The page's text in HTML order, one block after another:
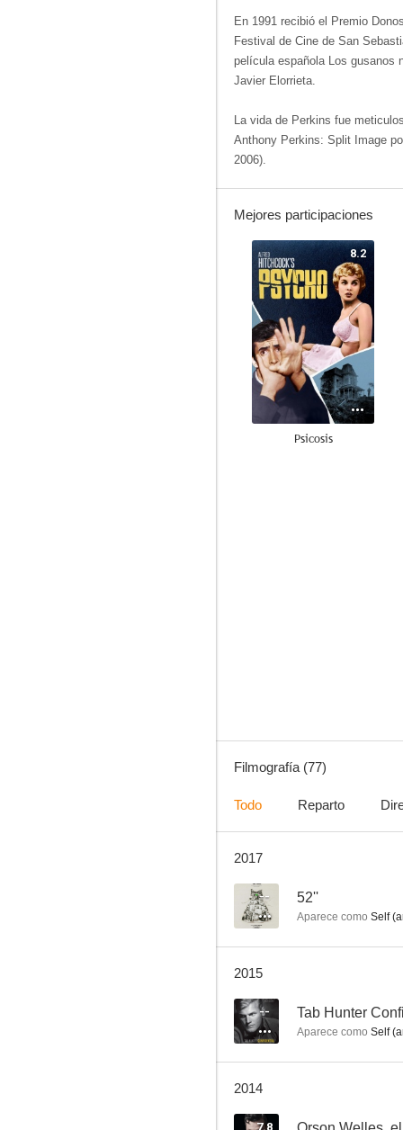
En 1991 recibió el Premio
Festival de Cine de San
película española Los gusanos
Javier Elorrieta.
La vida de Perkins fue
Anthony Perkins: Split Image
2006).
Mejores participaciones
8.2
Psicosis
Filmografía (77)
Todo Reparto
2017
-- 52''
Aparece como Self
2015
-- Tab Hunter
Aparece como Self
2014
7.8